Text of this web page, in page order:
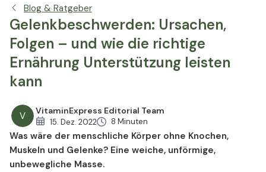
Blog & Ratgeber
Gelenkbeschwerden: Ursachen,
Folgen – und wie die richtige
Ernährung Unterstützung leisten
kann
V VitaminExpress Editorial Team
15. Dez. 2022 8 Minuten
Was wäre der menschliche Körper ohne Knochen,
Muskeln und Gelenke? Eine weiche, unförmige,
unbewegliche Masse.
Nahrungsergänzungsmittel zur Versorgung und
Unterstützung der Gelenksfunktionen